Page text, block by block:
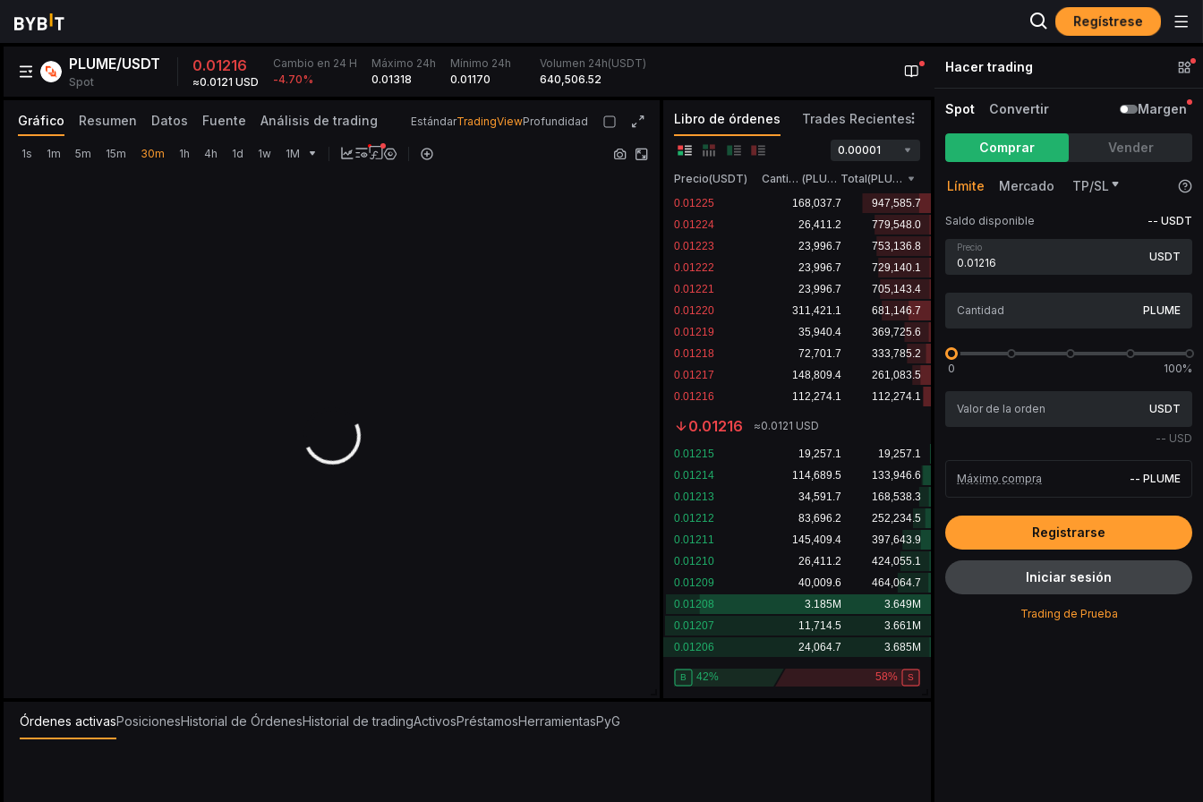
Regístrese
PLUME/USDT
Spot
0.01216
≈0.0121 USD
Cambio en 24 H
-4.70%
Máximo 24h
0.01318
Mínimo 24h
0.01170
Volumen 24h(USDT)
640,506.52
Gráfico Resumen Datos Fuente Análisis de trading EstándarTradingViewProfundidad
1s 1m 5m 15m 30m 1h 4h 1d 1w 1M
Libro de órdenes Trades Recientes
0.00001
Precio(USDT) Cantidad (PLUME ) Total(PLUME)
0.01216 ≈0.0121 USD
Órdenes activasPosicionesHistorial de ÓrdenesHistorial de tradingActivosPréstamosHerramientasPyG
Hacer trading
Spot Convertir Margen
Comprar Vender
Límite Mercado TP/SL
Saldo disponible -- USDT
Precio
USDT
PLUME
0 100%
USDT
-- USD
Máximo compra -- PLUME
Registrarse
Iniciar sesión
Trading de Prueba